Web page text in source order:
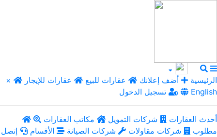
× الرئيسية أضف إعلانك عقارات للبيع
عقارات للإيجار
تسجيل الدخول
English
أحدث العقارات شركات التمويل
مكاتب العقارات
مطلوب
شركات مقاولات شركات الصيانة الأقسام
إتصل